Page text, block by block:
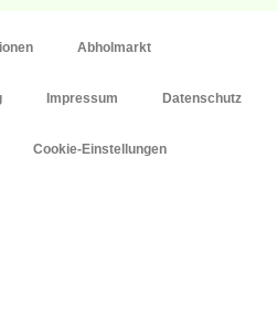
Abholmarkt
Impressum Datenschutz
Cookie-Einstellungen